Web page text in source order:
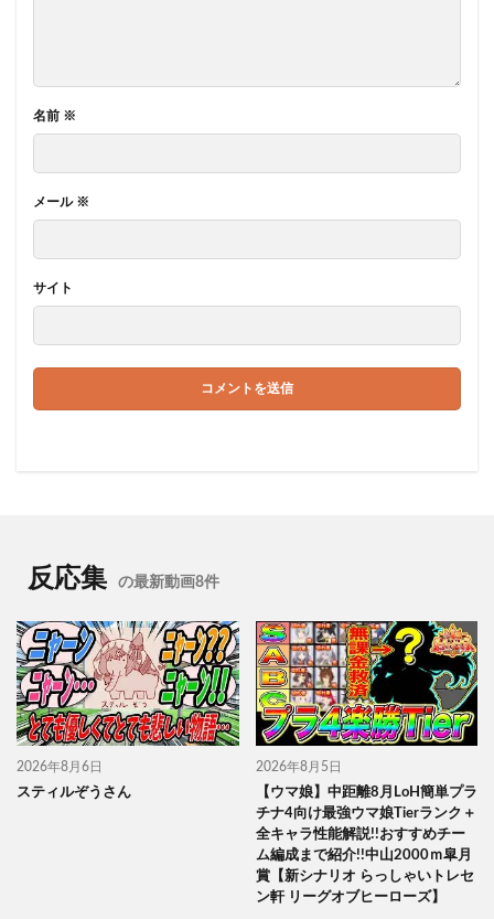
名前 ※
メール ※
サイト
反応集 の最新動画8件
2026年8月6日
スティルぞうさん
2026年8月5日
【ウマ娘】中距離8月LoH簡単プラ
チナ4向け最強ウマ娘Tierランク＋
全キャラ性能解説!!おすすめチー
ム編成まで紹介!!中山2000ｍ皐月
賞【新シナリオ らっしゃいトレセ
ン軒 リーグオブヒーローズ】